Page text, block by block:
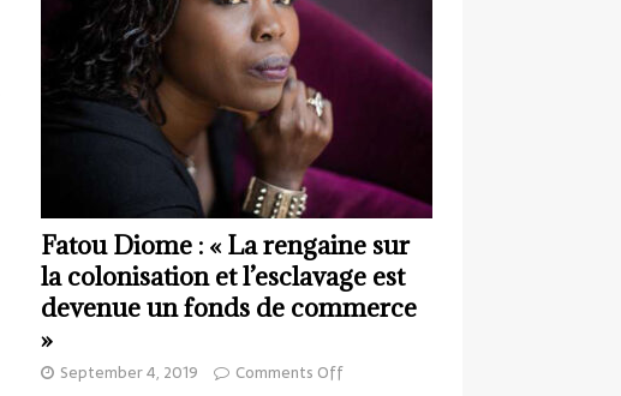
Fatou Diome : « La rengaine sur
la colonisation et l’esclavage est
devenue un fonds de commerce
»
September 4, 2019 Comments Off